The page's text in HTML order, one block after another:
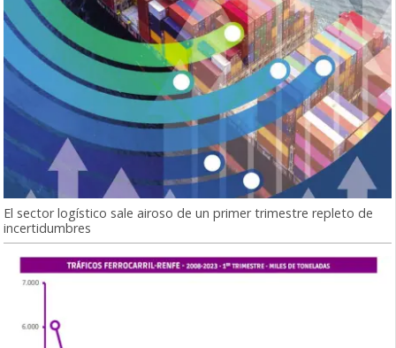
El sector logístico sale airoso de un primer trimestre repleto de
incertidumbres